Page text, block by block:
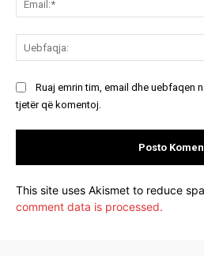
Ruaj emrin tim, email dhe uebfaqen
tjetër që komentoj.
This site uses Akismet to reduce
comment data is processed.